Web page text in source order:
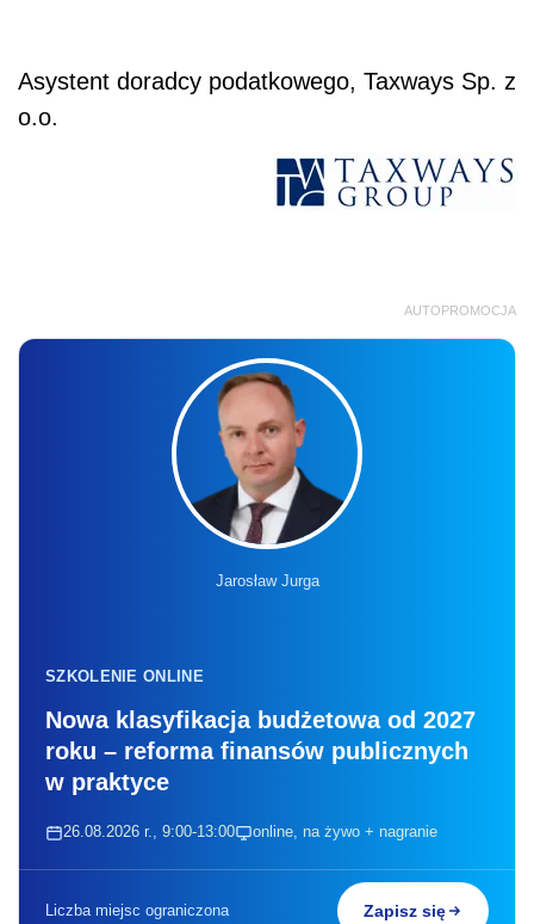
Asystent doradcy podatkowego, Taxways Sp. z
o.o.
AUTOPROMOCJA
Jarosław Jurga
SZKOLENIE ONLINE
Nowa klasyfikacja budżetowa od 2027
roku – reforma finansów publicznych
w praktyce
26.08.2026 r., 9:00-13:00 online, na żywo + nagranie
Liczba miejsc ograniczona Zapisz się